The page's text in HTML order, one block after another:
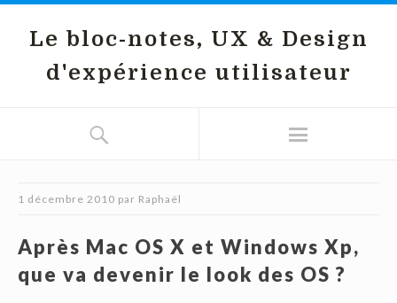
Le bloc-notes, UX & Design
d'expérience utilisateur
1 décembre 2010 par Raphaël
Après Mac OS X et Windows Xp,
que va devenir le look des OS ?